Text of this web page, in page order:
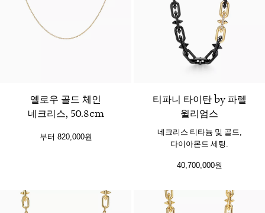
3 소재
옐로우 골드 체인
네크리스, 50.8cm
부터 820,000원
티파니 타이탄 by 파렐
윌리엄스
네크리스 티타늄 및 골드,
다이아몬드 세팅.
40,700,000원